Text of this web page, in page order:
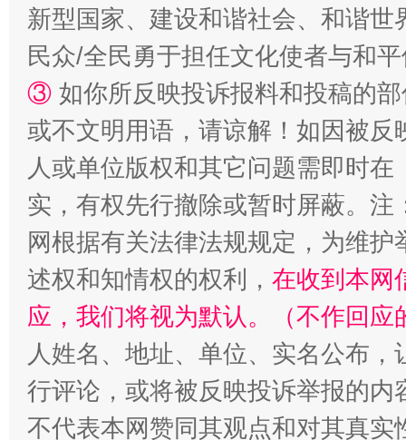
招工难、用工荒背后
新型国家、建设和谐社会、和谐
民众/全民勇于担任文化使者与和
③ 如你所反映投诉报料和投稿的
或不文明用语，请谅解！如因被
人或单位版权和其它问题需即时在
实，有权先行撤除或暂时屏蔽。
网根据有关法律法规规定，为维
述权和知情权的权利， 在收到本网
应，我们将视为默认。（不作回应
人姓名、地址、单位、实名公布
行评论，或将被反映投诉举报的
不代表本网赞同其观点和对其真实